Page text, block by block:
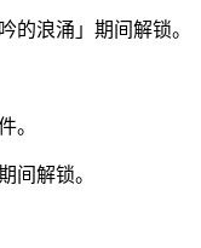
的浪涌」期间解锁。
。
间解锁。